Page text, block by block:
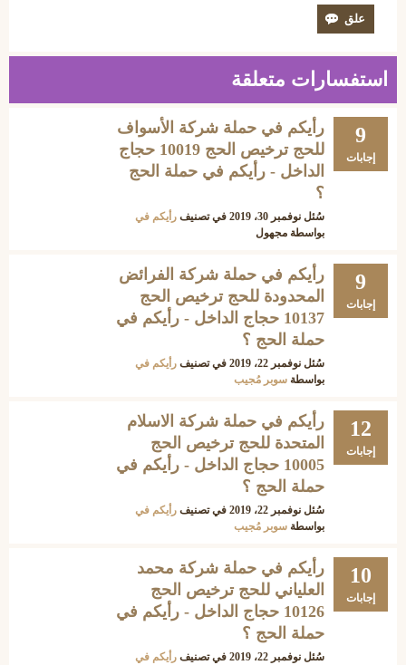
استفسارات متعلقة
9
إجابات
رأيكم في حملة شركة الأسواف
للحج ترخيص الحج 10019 حجاج
الداخل - رأيكم في حملة الحج
؟
سُئل نوفمبر 30، 2019 في تصنيف رأيكم في
بواسطة مجهول
9
إجابات
رأيكم في حملة شركة الفرائض
المحدودة للحج ترخيص الحج
10137 حجاج الداخل - رأيكم في
حملة الحج ؟
سُئل نوفمبر 22، 2019 في تصنيف رأيكم في
بواسطة سوبر مُجيب
12
إجابات
رأيكم في حملة شركة الاسلام
المتحدة للحج ترخيص الحج
10005 حجاج الداخل - رأيكم في
حملة الحج ؟
سُئل نوفمبر 22، 2019 في تصنيف رأيكم في
بواسطة سوبر مُجيب
10
إجابات
رأيكم في حملة شركة محمد
العلياني للحج ترخيص الحج
10126 حجاج الداخل - رأيكم في
حملة الحج ؟
سُئل نوفمبر 22، 2019 في تصنيف رأيكم في